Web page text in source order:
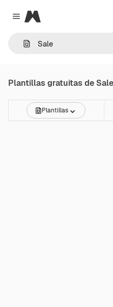
Close menu
Magnific
Plantillas gratuitas de Sale
Plantillas